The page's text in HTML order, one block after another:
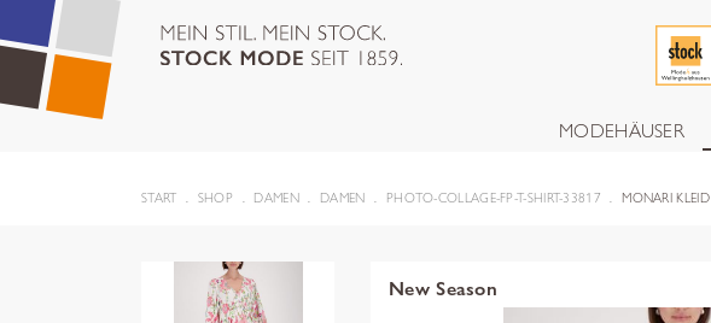
MODEHÄUSER
START SHOP DAMEN DAMEN PHOTO-COLLAGE-FP-T-SHIRT-33817 MONARI KLEID
New Season